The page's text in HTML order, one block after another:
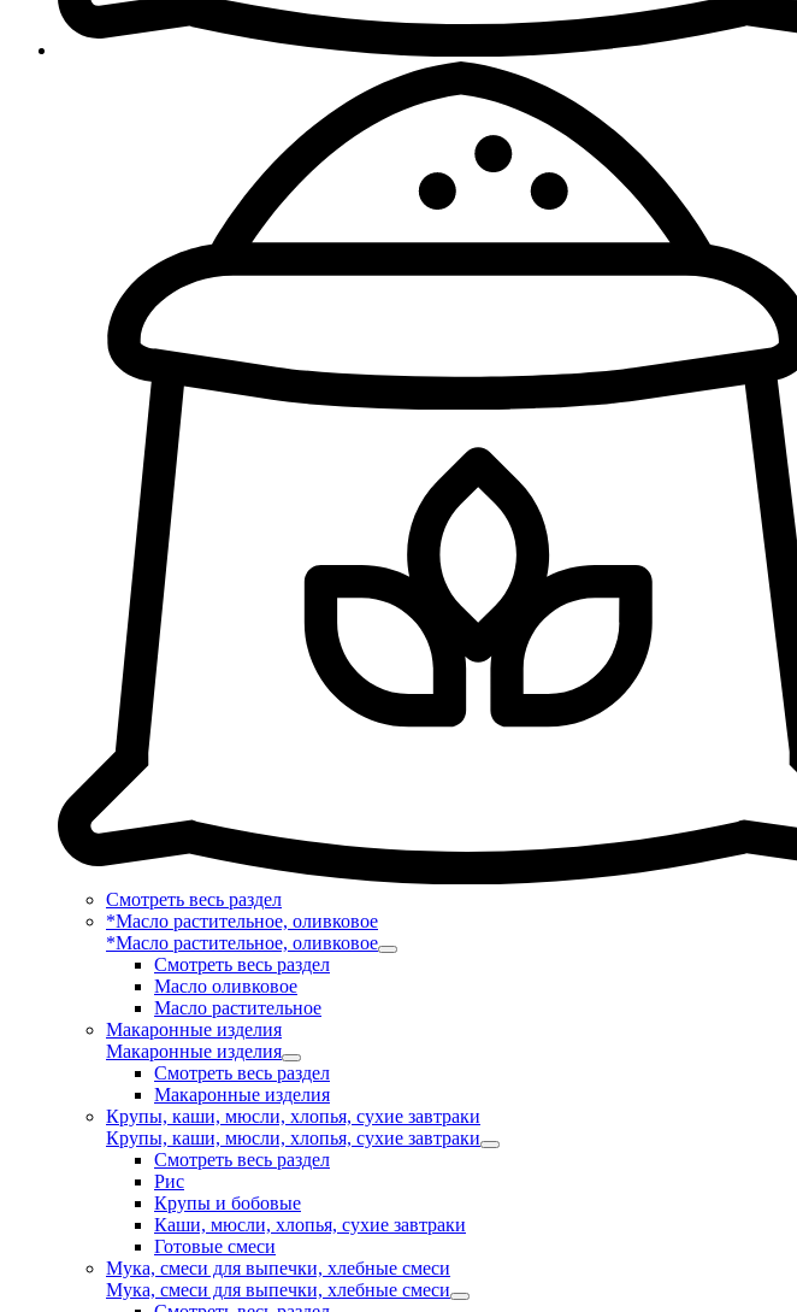
Смотреть весь раздел
*Масло растительное, оливковое
*Масло растительное, оливковое
Смотреть весь раздел
Масло оливковое
Масло растительное
Макаронные изделия
Макаронные изделия
Смотреть весь раздел
Макаронные изделия
Крупы, каши, мюсли, хлопья, сухие завтраки
Крупы, каши, мюсли, хлопья, сухие завтраки
Смотреть весь раздел
Рис
Крупы и бобовые
Каши, мюсли, хлопья, сухие завтраки
Готовые смеси
Мука, смеси для выпечки, хлебные смеси
Мука, смеси для выпечки, хлебные смеси